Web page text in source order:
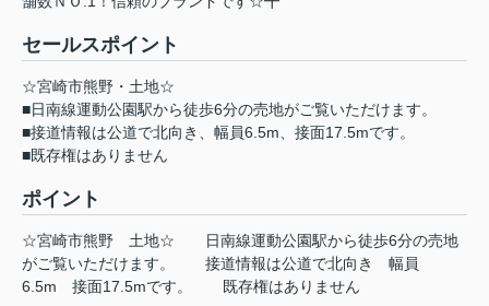
セールスポイント
☆宮崎市熊野・土地☆
■日南線運動公園駅から徒歩6分の売地がご覧いただけます。
■接道情報は公道で北向き、幅員6.5m、接面17.5mです。
■既存権はありません
ポイント
☆宮崎市熊野 土地☆
日南線運動公園駅から徒歩6分の売地
がご覧いただけます。
接道情報は公道で北向き
幅員
6.5m
接面17.5mです。 既存権はありません